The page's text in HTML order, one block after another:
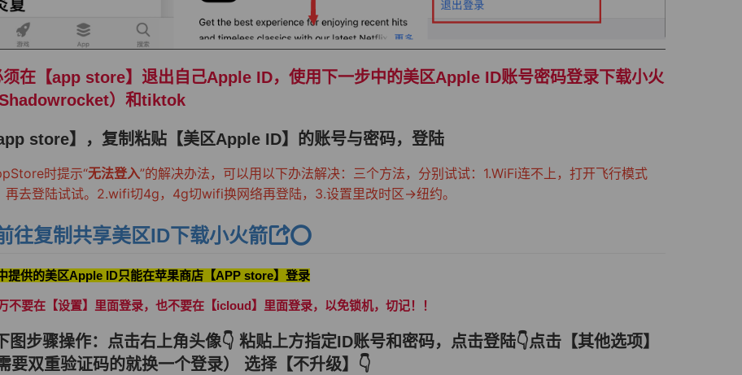
须在【app store】退出自己Apple ID，使用下一步中的美区Apple ID账号密码登录下载小火
）和tiktok
store】，复制粘贴【美区Apple ID】的账号与密码，登陆
时提示“无法登入”的解决办法，可以用以下办法解决：三个方法，分别试试：1.WiFi连不上，打开飞行模式
去登陆试试。 2.wifi切4g，4g切wifi换网络再登陆，3.设置里改时区->纽约。
往复制共享美区ID下载小火箭 ⭕️
提供的美区Apple ID只能在苹果商店【APP store】登录
万不要在【设置】里面登录，也不要在【icloud】里面登录，以免锁机，切记！！
图步骤操作：点击右上角头像👇 粘贴上方指定ID账号和密码，点击登陆👇点击【其他选项】
要双重验证码的就换一个登录） 选择【不升级】👇